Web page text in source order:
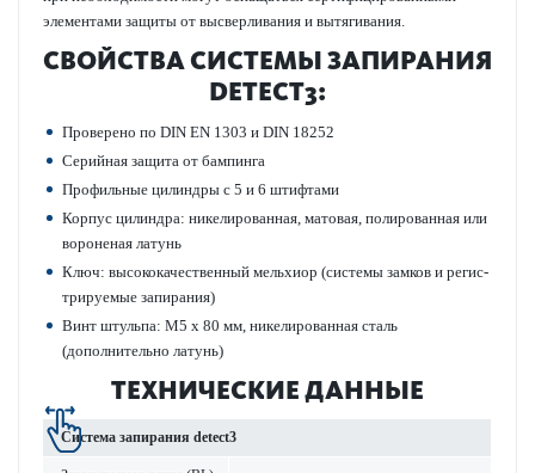
элементами защиты от высверливания и вытя­гивания.
СВОЙСТВА СИС­ТЕМЫ ЗАПИРАНИЯ
DETECT3:
Проверено по DIN EN 1303 и DIN 18252
Сер­ийная защита от бампинга
Профильные цилиндры с 5 и 6 штифтами
Корпус цилиндра: никелированная, мат­овая, полированная или
вор­оненая латунь
Ключ: выс­ококачес­твенный мельхиор (сис­темы замков и регис­
триру­емые запирания)
Винт штульпа: M5 x 80 мм, никелированная сталь
(дополнительно латунь)
ТЕХНИЧЕСКИЕ ДАННЫЕ
Сис­тема запирания detect3